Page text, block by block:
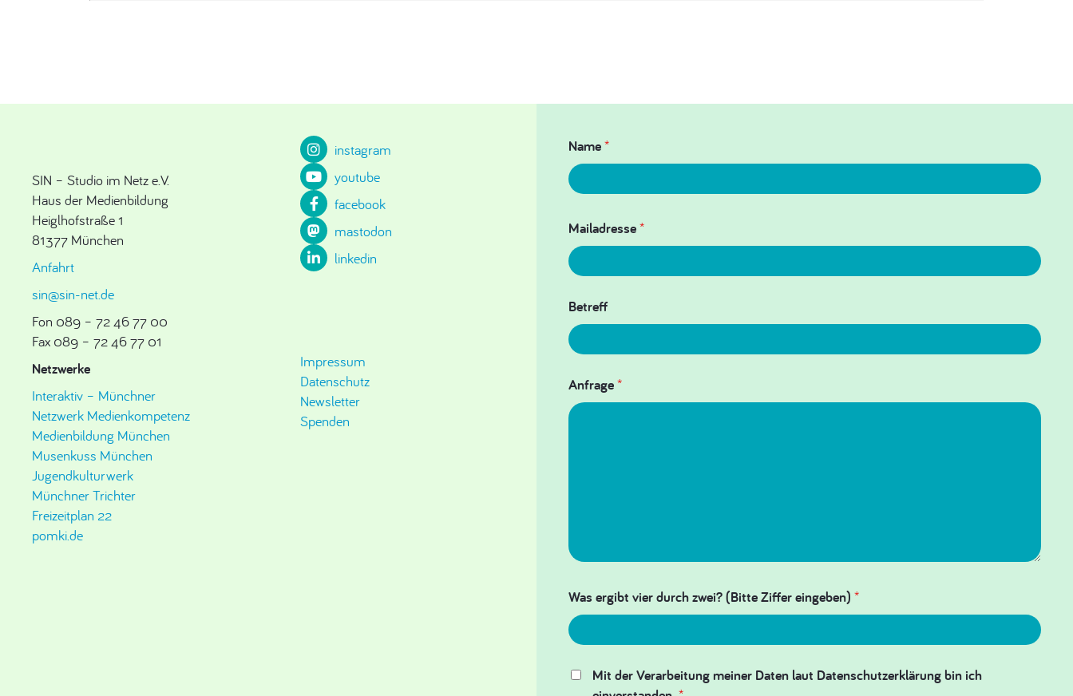
SIN – Studio im Netz e.V.
Haus der Medienbildung
Heiglhofstraße 1
81377 München
Anfahrt
sin@sin-net.de
Fon 089 – 72 46 77 00
Fax 089 – 72 46 77 01
Netzwerke
Interaktiv – Münchner
Netzwerk Medienkompetenz
Medienbildung München
Musenkuss München
Jugendkulturwerk
Münchner Trichter
Freizeitplan 22
pomki.de
instagram
youtube
facebook
mastodon
linkedin
Impressum
Datenschutz
Newsletter
Spenden
Name*
Mailadresse*
Betreff
Anfrage*
Was ergibt vier durch zwei? (Bitte Ziffer eingeben) *
Mit der Verarbeitung meiner Daten laut Datenschutzerklärung bin ich